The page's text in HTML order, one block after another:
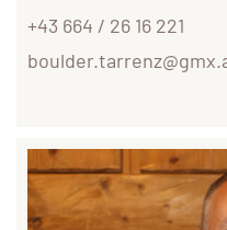
+43 664 / 26 16 221